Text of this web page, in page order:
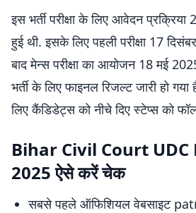
इस भर्ती परीक्षा के लिए आवेदन
हुई थी. इसके लिए पहली परीक्षा 17
बाद मेन्स परीक्षा का आयोजन 18 मई
भर्ती के लिए फाइनल रिजल्ट जारी हो
लिए कैंडिडेट्स को नीचे दिए स्टेप्स को
Bihar Civil Court
2025 ऐसे करें चेक
सबसे पहले ऑफिशियल वेबसाइट